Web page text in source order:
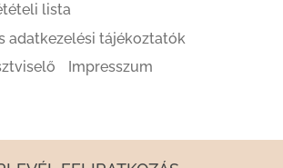
lista
adatkezelési tájékoztatók
Impresszum